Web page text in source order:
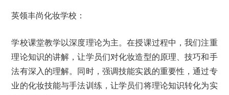
英领丰尚化妆学校：
学校课堂教学以深度理论为主。在授课过程中，我们注重
理论知识的讲解，让学员们对化妆造型的原理、技巧和手
法有深入的理解。同时，强调技能实践的重要性，通过专
业的化妆技能与手法训练，让学员们将理论知识转化为实